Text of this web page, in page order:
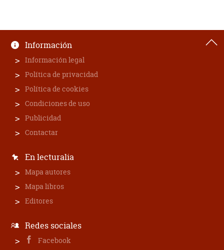
Información
Información legal
Política de privacidad
Política de cookies
Condiciones de uso
Publicidad
Contactar
En lecturalia
Mapa autores
Mapa libros
Editores
Redes sociales
Facebook